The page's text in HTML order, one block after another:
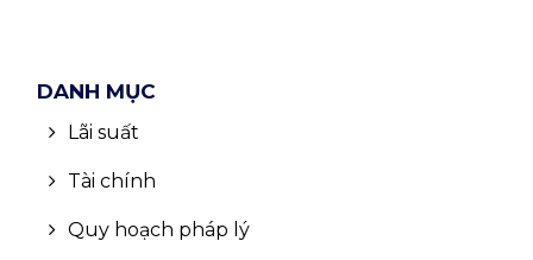
DANH MỤC
Lãi suất
Tài chính
Quy hoạch pháp lý